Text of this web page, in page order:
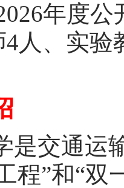
年度
人、实
是交通运
程”和“